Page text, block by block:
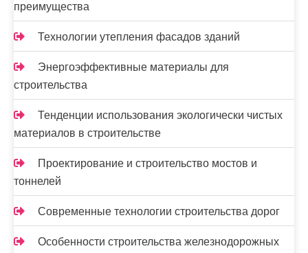
преимущества
Технологии утепления фасадов зданий
Энергоэффективные материалы для
строительства
Тенденции использования экологически чистых
материалов в строительстве
Проектирование и строительство мостов и
тоннелей
Современные технологии строительства дорог
Особенности строительства железнодорожных